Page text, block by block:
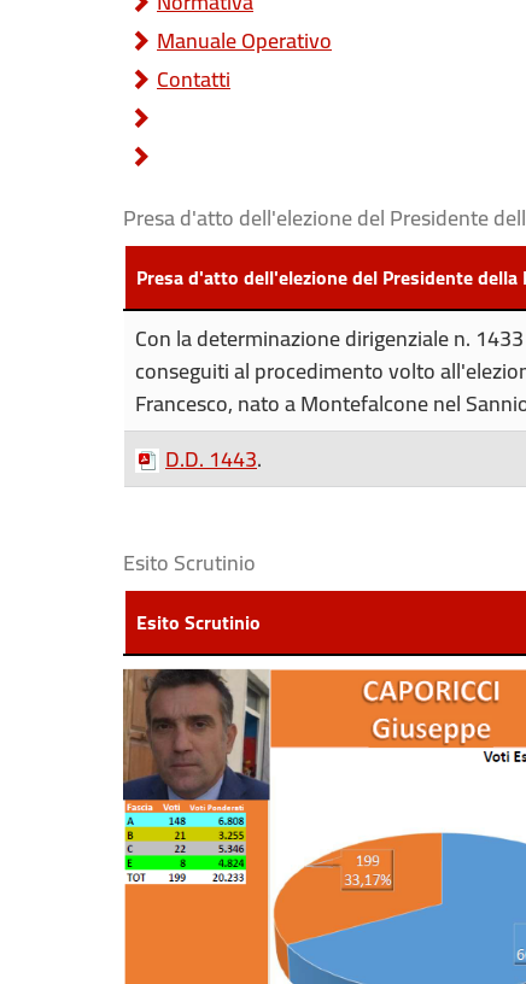
Manuale Operativo
Contatti
Presa d'atto dell'elezione del Presidente
Presa d'atto dell'elezione del Presidente
Con la determinazione dirigenziale n.
conseguiti al procedimento volto
Francesco, nato a Montefalcone nel
D.D. 1443.
Esito Scrutinio
Esito Scrutinio